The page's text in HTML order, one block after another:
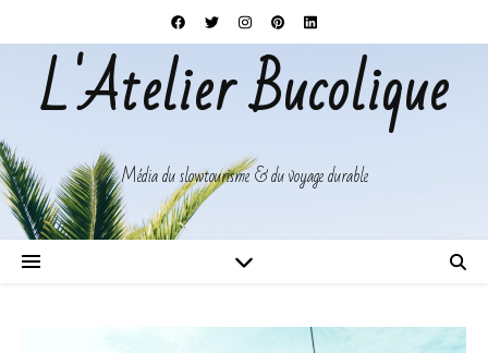
L'Atelier Bucolique
Média du slowtourisme & du voyage durable